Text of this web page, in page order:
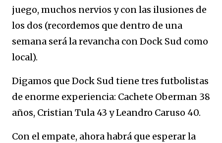
juego, muchos nervios y con las ilusiones de
los dos (recordemos que dentro de una
semana será la revancha con Dock Sud como
local).
Digamos que Dock Sud tiene tres futbolistas
de enorme experiencia: Cachete Oberman 38
años, Cristian Tula 43 y Leandro Caruso 40.
Con el empate, ahora habrá que esperar la